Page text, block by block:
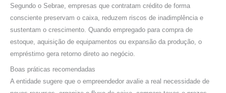
Segundo o Sebrae, empresas que contratam crédito de forma
consciente preservam o caixa, reduzem riscos de inadimplência e
sustentam o crescimento. Quando empregado para compra de
estoque, aquisição de equipamentos ou expansão da produção, o
empréstimo gera retorno direto ao negócio.
Boas práticas recomendadas
A entidade sugere que o empreendedor avalie a real necessidade de